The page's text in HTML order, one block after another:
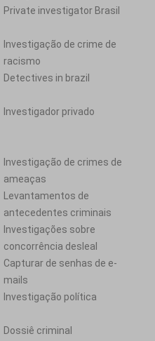
Private investigator Brasil
Investigação de crime de
racismo
Detectives in brazil
Investigador privado
Investigação de crimes de
ameaças
Levantamentos de
antecedentes criminais
Investigações sobre
concorrência desleal
Capturar de senhas de e-
mails
Investigação política
Dossiê criminal